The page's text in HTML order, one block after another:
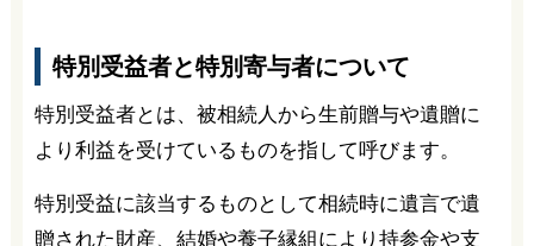
特別受益者と特別寄与者について
特別受益者とは、被相続人から生前贈与や遺贈に
より利益を受けているものを指して呼びます。
特別受益に該当するものとして相続時に遺言で遺
贈された財産、結婚や養子縁組により持参金や支